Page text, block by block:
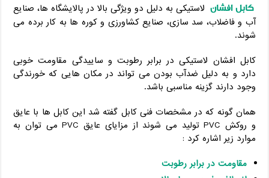
کابل افشان لاستیکی به دلیل دو ویژگی بالا در پالایشگاه ها، صنایع
آب و فاضلاب، سد سازی، صنایع کشاورزی و کوره ها به کار برده می
شوند.
کابل افشان لاستیکی در برابر رطوبت و ساییدگی مقاومت خوبی
دارد و به دلیل ضدآب بودن می تواند در مکان هایی که خورندگی
وجود دارند گزینه مناسبی باشد.
همان گونه که در مشخصات فنی کابل گفته شد این کابل ها با عایق
و روکش PVC تولید می شوند از مزایای عایق PVC می توان به
موارد زیر اشاره کرد :
مقاومت در برابر رطوبت